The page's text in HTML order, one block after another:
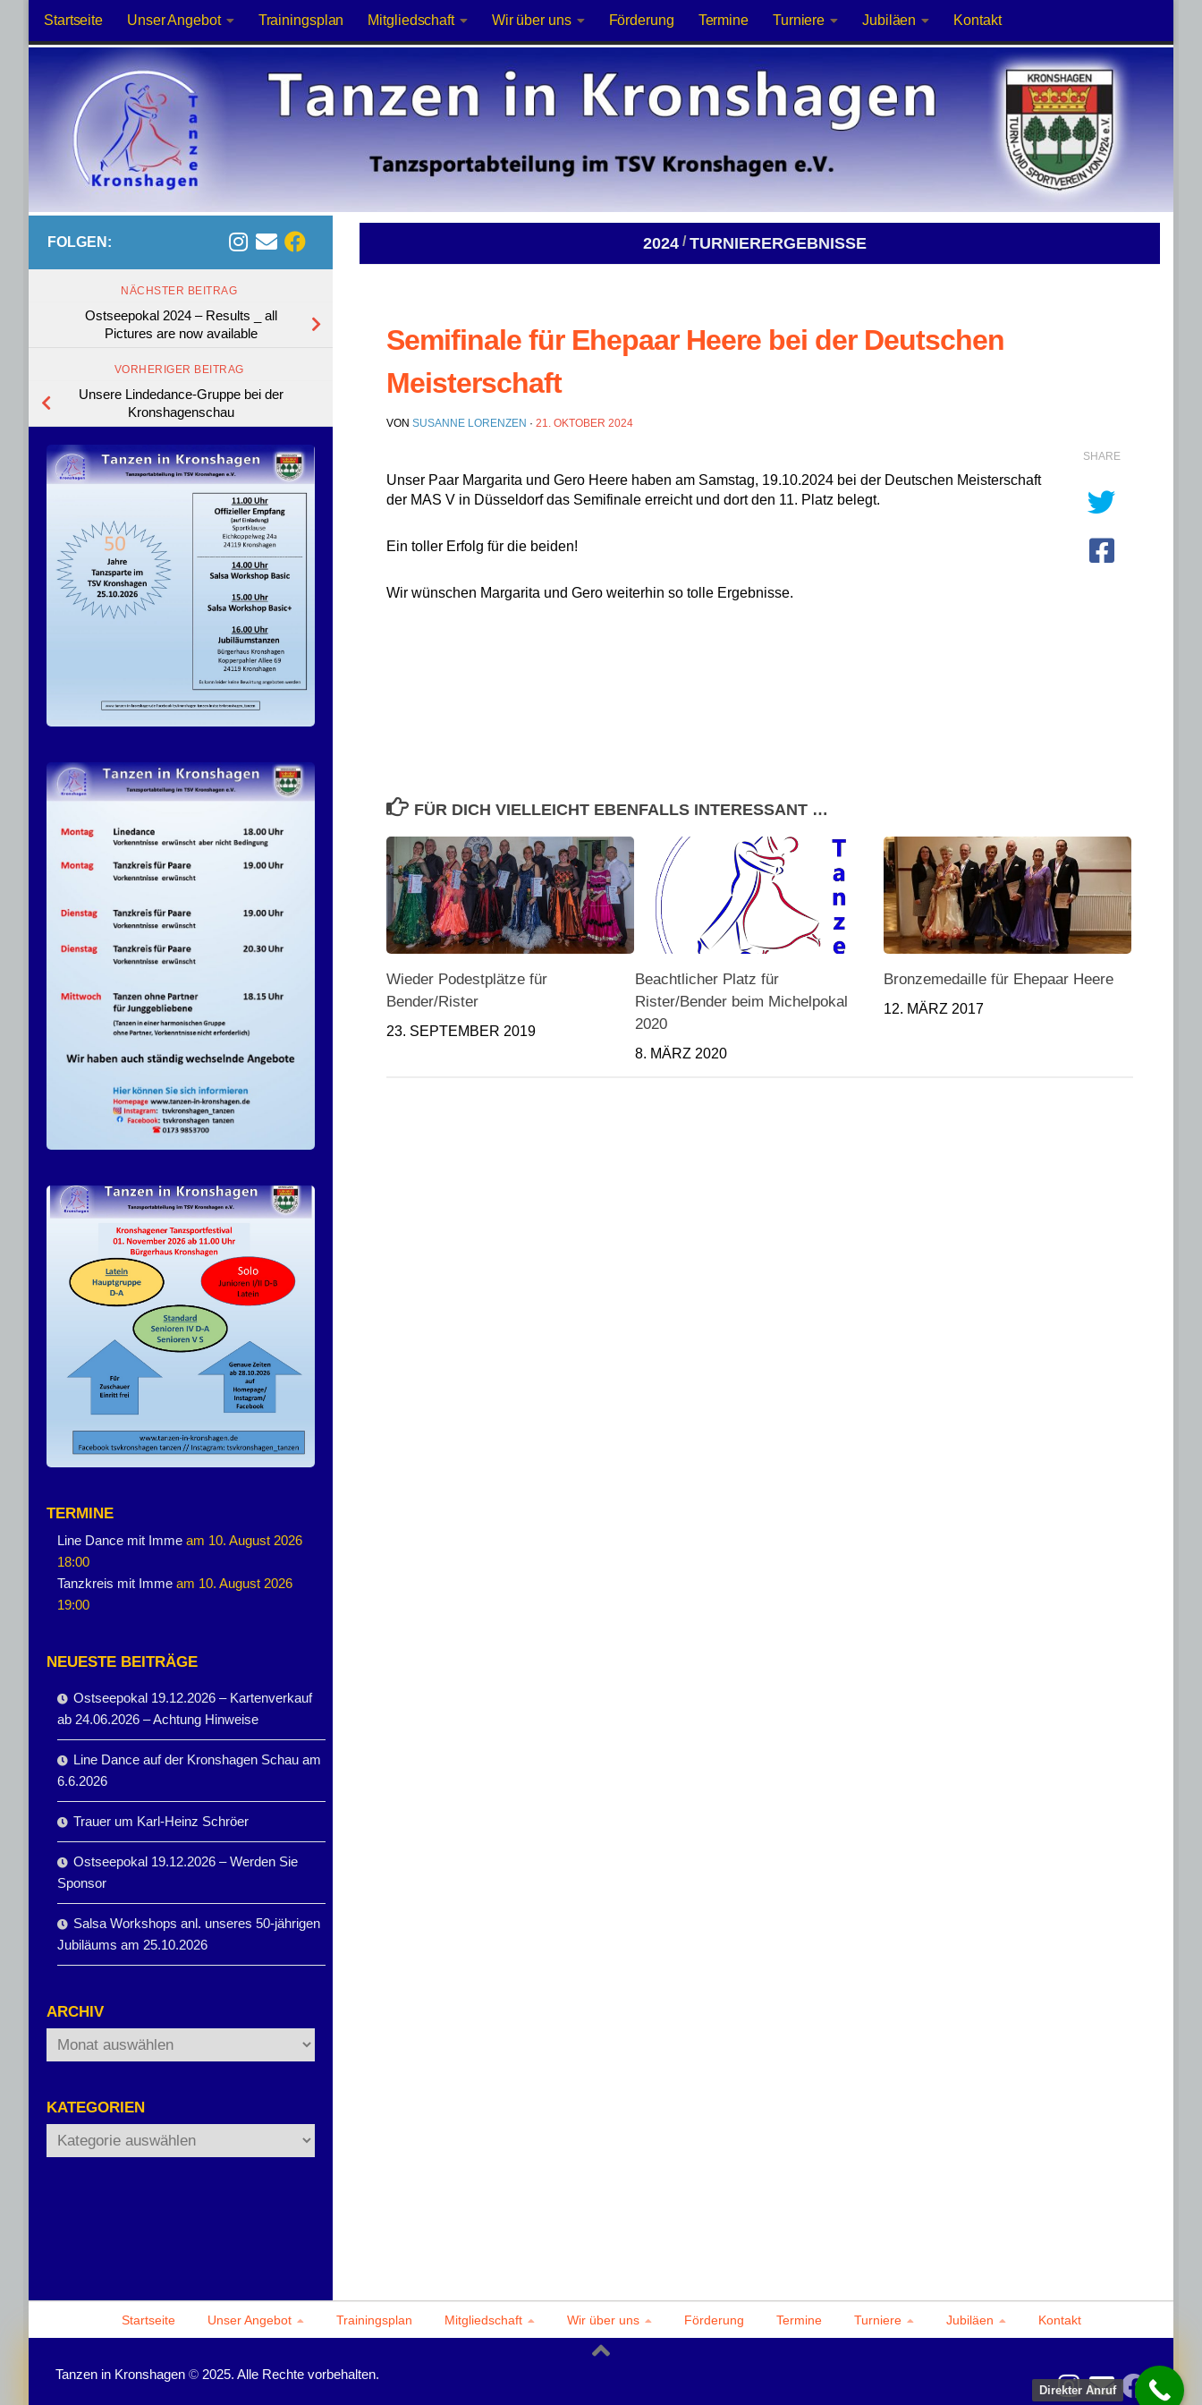
Zum Inhalt springen
Startseite Unser Angebot Trainingsplan Mitgliedschaft Wir über uns Förderung Termine Turniere Jubiläen Kontakt
2024 / TURNIERERGEBNISSE
Semifinale für Ehepaar Heere bei der Deutschen
Meisterschaft
VON SUSANNE LORENZEN · 21. OKTOBER 2024
Unser Paar Margarita und Gero Heere haben am Samstag, 19.10.2024 bei der Deutschen Meisterschaft
der MAS V in Düsseldorf das Semifinale erreicht und dort den 11. Platz belegt.
Ein toller Erfolg für die beiden!
Wir wünschen Margarita und Gero weiterhin so tolle Ergebnisse.
SHARE
FÜR DICH VIELLEICHT EBENFALLS INTERESSANT …
Wieder Podestplätze für
Bender/Rister
23. SEPTEMBER 2019
Beachtlicher Platz für
Rister/Bender beim Michelpokal
2020
8. MÄRZ 2020
Bronzemedaille für Ehepaar Heere
12. MÄRZ 2017
FOLGEN:
NÄCHSTER BEITRAG
Ostseepokal 2024 – Results _ all
Pictures are now available
VORHERIGER BEITRAG
Unsere Lindedance-Gruppe bei der
Kronshagenschau
TERMINE
Line Dance mit Imme am 10. August 2026
18:00
Tanzkreis mit Imme am 10. August 2026
19:00
NEUESTE BEITRÄGE
Ostseepokal 19.12.2026 – Kartenverkauf
ab 24.06.2026 – Achtung Hinweise
Line Dance auf der Kronshagen Schau am
6.6.2026
Trauer um Karl-Heinz Schröer
Ostseepokal 19.12.2026 – Werden Sie
Sponsor
Salsa Workshops anl. unseres 50-jährigen
Jubiläums am 25.10.2026
ARCHIV
Archiv
KATEGORIEN
Kategorien
Startseite Unser Angebot Trainingsplan Mitgliedschaft Wir über uns Förderung Termine Turniere Jubiläen Kontakt
Tanzen in Kronshagen © 2025. Alle Rechte vorbehalten.
Direkter Anruf